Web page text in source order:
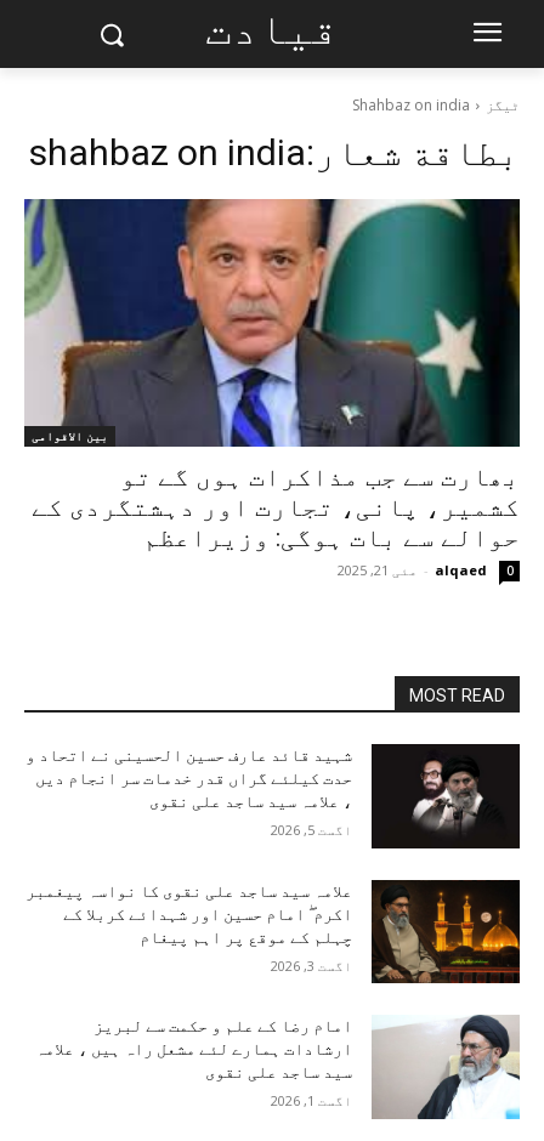
قیادت
ٹیگز Shahbaz on india
بطاقة شعار:shahbaz on india
بین الاقوامی
بھارت سے جب مذاکرات ہوں گے تو
کشمیر، پانی، تجارت اور دہشتگردی کے
حوالے سے بات ہوگی: وزیراعظم
alqaed
- مئی 21, 2025 0
MOST READ
شہید قائد عارف حسین الحسینی نے اتحاد و
حدت کیلئے گراں قدر خدمات سر انجام دیں
، علامہ سید ساجد علی نقوی
اگست 5, 2026
علامہ سید ساجد علی نقوی کا نواسہ پیغمبر
اکرم ۖ امام حسین اور شہدائے کربلا کے
چہلم کے موقع پر اہم پیغام
اگست 3, 2026
امام رضا کے علم و حکمت سے لبریز
ارشادات ہمارے لئے مشعل راہ ہیں ، علامہ
سید ساجد علی نقوی
اگست 1, 2026